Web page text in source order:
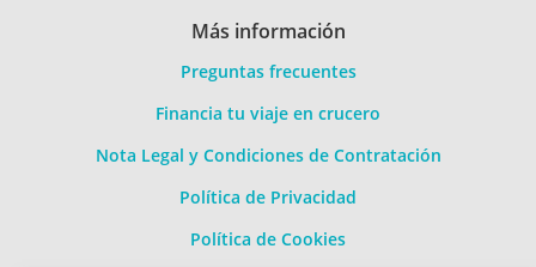
Más información
Preguntas frecuentes
Financia tu viaje en crucero
Nota Legal y Condiciones de Contratación
Política de Privacidad
Política de Cookies